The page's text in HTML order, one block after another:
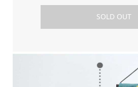
SOLD OUT